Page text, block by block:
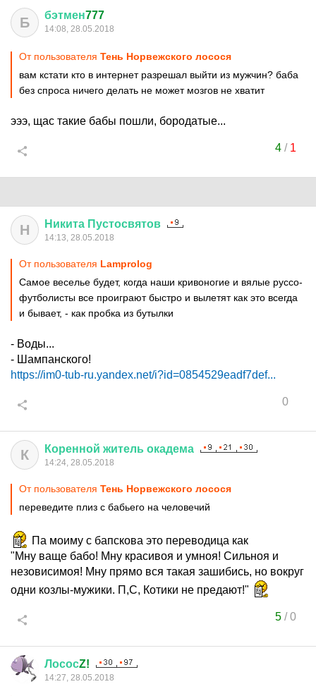
Б бэтмен777
14:08, 28.05.2018
От пользователя Тень Норвежского лосося
вам кстати кто в интернет разрешал выйти из мужчин? баба
без спроса ничего делать не может мозгов не хватит
эээ, щас такие бабы пошли, бородатые...
4/ 1
Н Никита Пустосвятов
14:13, 28.05.2018
От пользователя Lamprolog
Самое веселье будет, когда наши кривоногие и вялые руссо-
футболисты все проиграют быстро и вылетят как это всегда
и бывает, - как пробка из бутылки
- Воды...
- Шампанского!
https://im0-tub-ru.yandex.net/i?id=0854529eadf7def...
0
К Коренной житель окадема
14:24, 28.05.2018
От пользователя Тень Норвежского лосося
переведите плиз с бабьего на человечий
Па моиму с бапскова это переводица как
"Мну ваще бабо! Мну красивоя и умноя! Сильноя и
незовисимоя! Мну прямо вся такая зашибись, но вокруг
одни козлы-мужики. П,С, Котики не предают!"
5/0
ЛососZ!
14:27, 28.05.2018